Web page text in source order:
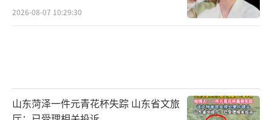
2026-08-07 10:29:30
山东菏泽一件元青花杯失踪 山东省文旅